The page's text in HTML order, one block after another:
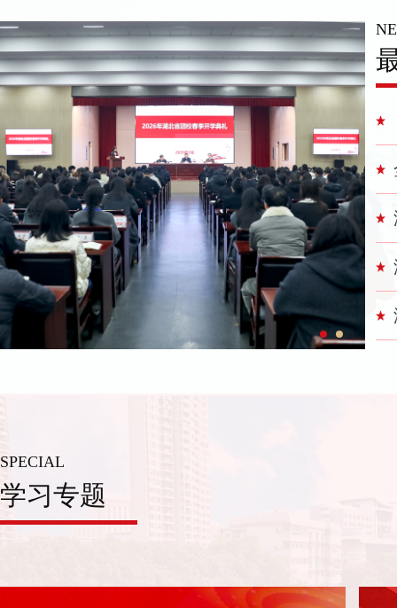
SPECIAL
学习专题